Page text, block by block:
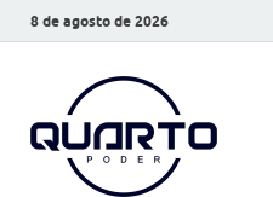
8 de agosto de 2026